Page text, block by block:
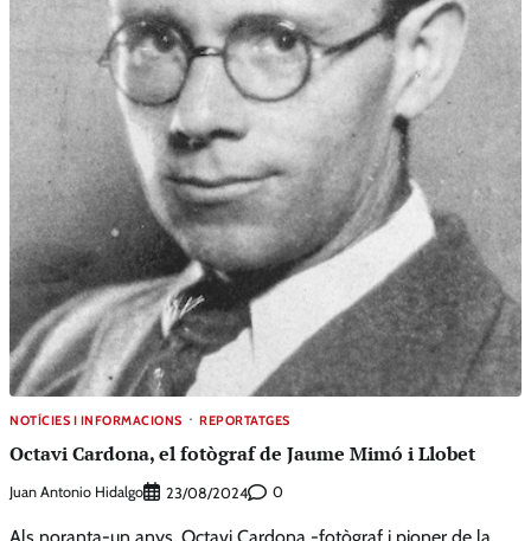
NOTÍCIES I INFORMACIONS REPORTATGES
Octavi Cardona, el fotògraf de Jaume Mimó i Llobet
Juan Antonio Hidalgo 23/08/2024 0
Als noranta-un anys, Octavi Cardona -fotògraf i pioner de la